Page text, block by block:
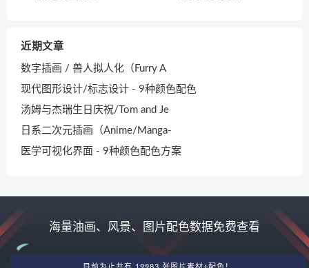
近期文章
数字插画 / 兽人拟人化（Furry A
现代图形设计/标志设计 - 9种颜色配色
汤姆与杰瑞生日庆祝/Tom and Je
日系二次元插画（Anime/Manga-
医学可视化界面 - 9种颜色配色方案
海量油画、风景、图片配色数据免费查看